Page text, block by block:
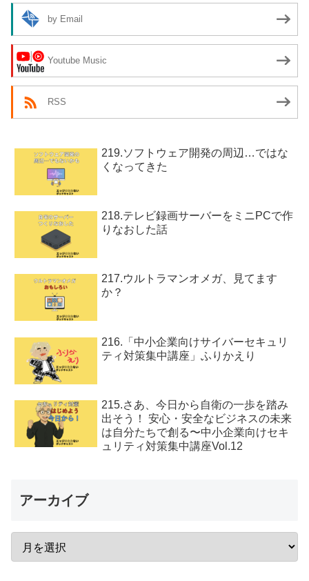
by Email
Youtube Music
RSS
219.ソフトウェア開発の周辺…ではな
くなってきた
218.テレビ録画サーバーをミニPCで作
りなおした話
217.ウルトラマンオメガ、見てます
か？
216.「中小企業向けサイバーセキュリ
ティ対策集中講座」ふりかえり
215.さあ、今日から自衛の一歩を踏み
出そう！ 安心・安全なビジネスの未来
は自分たちで創る〜中小企業向けセキ
ュリティ対策集中講座Vol.12
アーカイブ